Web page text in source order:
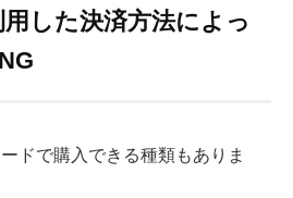
した決済方法によっ
ドで購入できる種類もありま